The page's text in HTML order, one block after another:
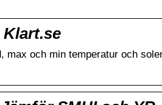
Klart.se
max och min temperatur och